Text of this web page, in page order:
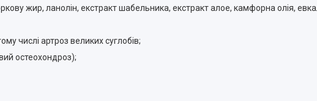
жир, ланолін, екстракт шабельника, екстракт алое, камфорна олія,
числі артроз великих суглобів;
остеохондроз);